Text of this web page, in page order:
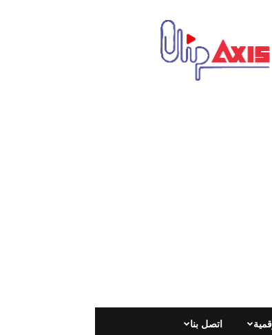
اتصل بنا